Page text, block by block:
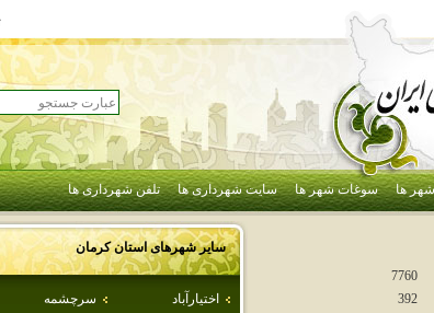
ها سوغات شهر ها سایت شهرداری ها تلفن شهرداری ها
سایر شهرهای استانكرمان
اختيارآباد
سرچشمه
7760
392